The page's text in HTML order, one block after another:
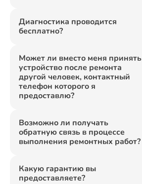
Диагностика проводится
бесплатно?
Может ли вместо меня принять
устройство после ремонта
другой человек, контактный
телефон которого я
предоставлю?
Возможно ли получать
обратную связь в процессе
выполнения ремонтных работ?
Какую гарантию вы
предоставляете?